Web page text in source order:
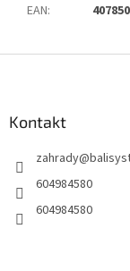
EAN:
Kontakt
zahrady@
604984580
604984580